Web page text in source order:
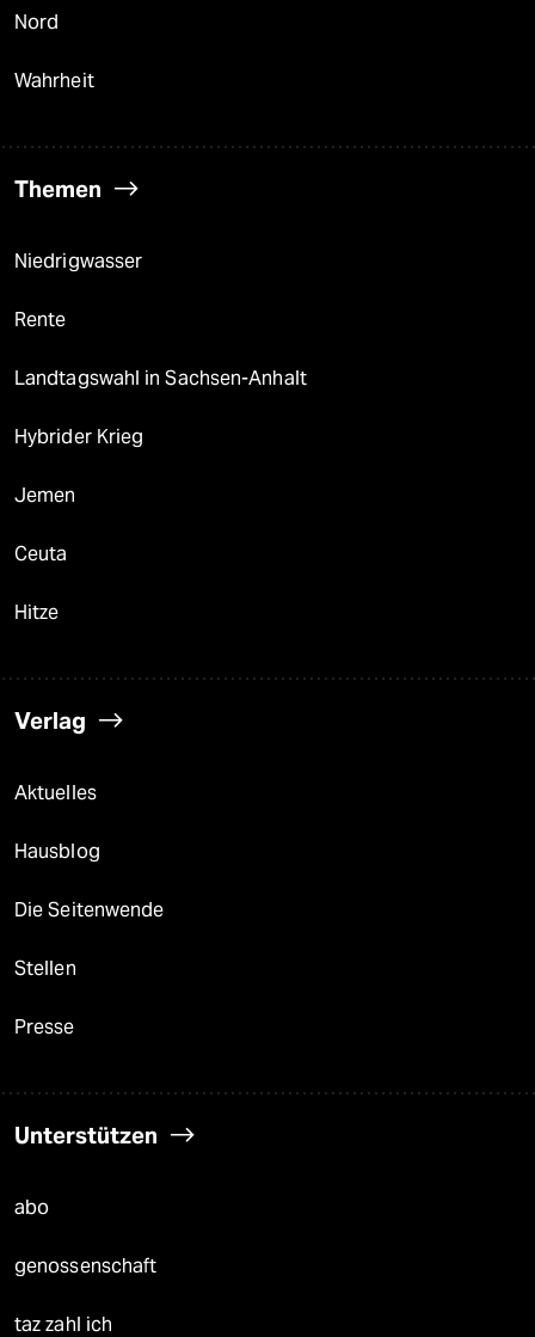
Nord
Wahrheit
Themen
Niedrigwasser
Rente
Landtagswahl in Sachsen-Anhalt
Hybrider Krieg
Jemen
Ceuta
Hitze
Verlag
Aktuelles
Hausblog
Die Seitenwende
Stellen
Presse
Unterstützen
abo
genossenschaft
taz zahl ich